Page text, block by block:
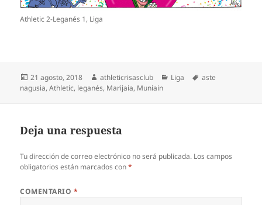
Athletic 2-Leganés 1, Liga
Publicado
el
21 agosto, 2018 Autor
athleticrisasclub Categorías
Liga Etiquetas
aste
nagusia,Athletic, leganés, Marijaia, Muniain
Deja una respuesta
Tu dirección de correo electrónico no será publicada. Los campos
obligatorios están marcados con*
COMENTARIO *